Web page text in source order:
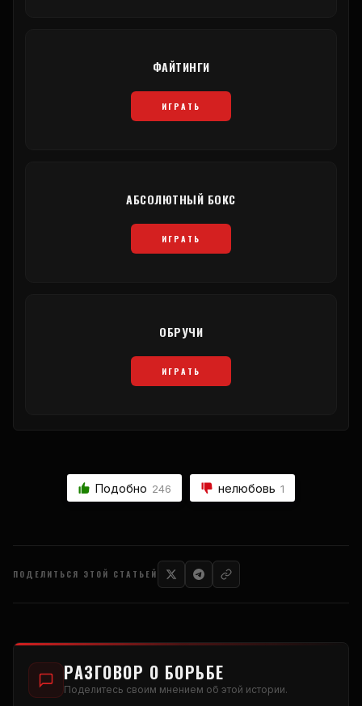
ФАЙТИНГИ
ИГРАТЬ
АБСОЛЮТНЫЙ БОКС
ИГРАТЬ
ОБРУЧИ
ИГРАТЬ
Подобно 246 нелюбовь 1
ПОДЕЛИТЬСЯ ЭТОЙ СТАТЬЕЙ
РАЗГОВОР О БОРЬБЕ
Поделитесь своим мнением об этой истории.